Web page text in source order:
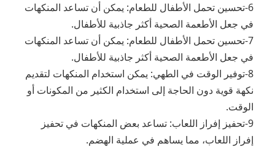
6-تحسين تحمل الأطفال للطعام: يمكن أن تساعد المنكهات
في جعل الأطعمة الصحية أكثر جاذبية للأطفال.
7-تحسين تحمل الأطفال للطعام: يمكن أن تساعد المنكهات
في جعل الأطعمة الصحية أكثر جاذبية للأطفال.
8-توفير الوقت في الطهي: يمكن استخدام المنكهات لتقديم
نكهة قوية دون الحاجة إلى استخدام الكثير من المكونات أو
الوقت.
9-تحفيز إفراز اللعاب: تساعد بعض المنكهات في تحفيز
إفراز اللعاب، مما يساهم في عملية الهضم.